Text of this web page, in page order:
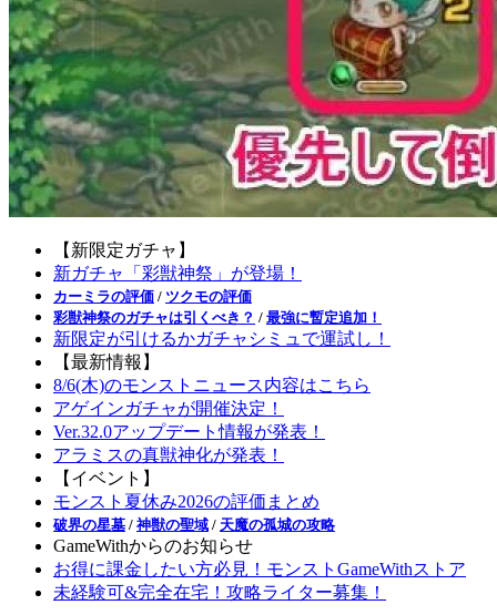
【新限定ガチャ】
新ガチャ「彩獣神祭」が登場！
カーミラの評価 / ツクモの評価
彩獣神祭のガチャは引くべき？ / 最強に暫定追加！
新限定が引けるかガチャシミュで運試し！
【最新情報】
8/6(木)のモンストニュース内容はこちら
アゲインガチャが開催決定！
Ver.32.0アップデート情報が発表！
アラミスの真獣神化が発表！
【イベント】
モンスト夏休み2026の評価まとめ
破界の星墓 / 神獣の聖域 / 天魔の孤城の攻略
GameWithからのお知らせ
お得に課金したい方必見！モンストGameWithストア
未経験可&完全在宅！攻略ライター募集！